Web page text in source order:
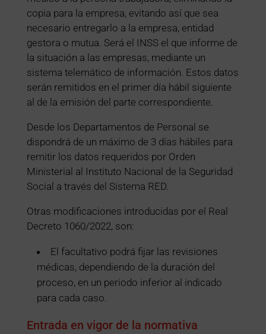
copia para la empresa, evitando así que sea
necesario entregarlo a la empresa, entidad
gestora o mutua. Será el INSS el que informe de
la situación a las empresas, mediante un
sistema telemático de información. Estos datos
serán remitidos en el primer día hábil siguiente
al de la emisión del parte correspondiente.
Desde los Departamentos de Personal se
dispondrá de un máximo de 3 días hábiles para
remitir los datos requeridos por Orden
Ministerial al Instituto Nacional de la Seguridad
Social a través del Sistema RED.
Otras modificaciones introducidas por el Real
Decreto 1060/2022, son:
El facultativo podrá fijar las revisiones
médicas, dependiendo de la duración del
proceso, en un periodo inferior al indicado
para cada caso.
Entrada en vigor de la normativa